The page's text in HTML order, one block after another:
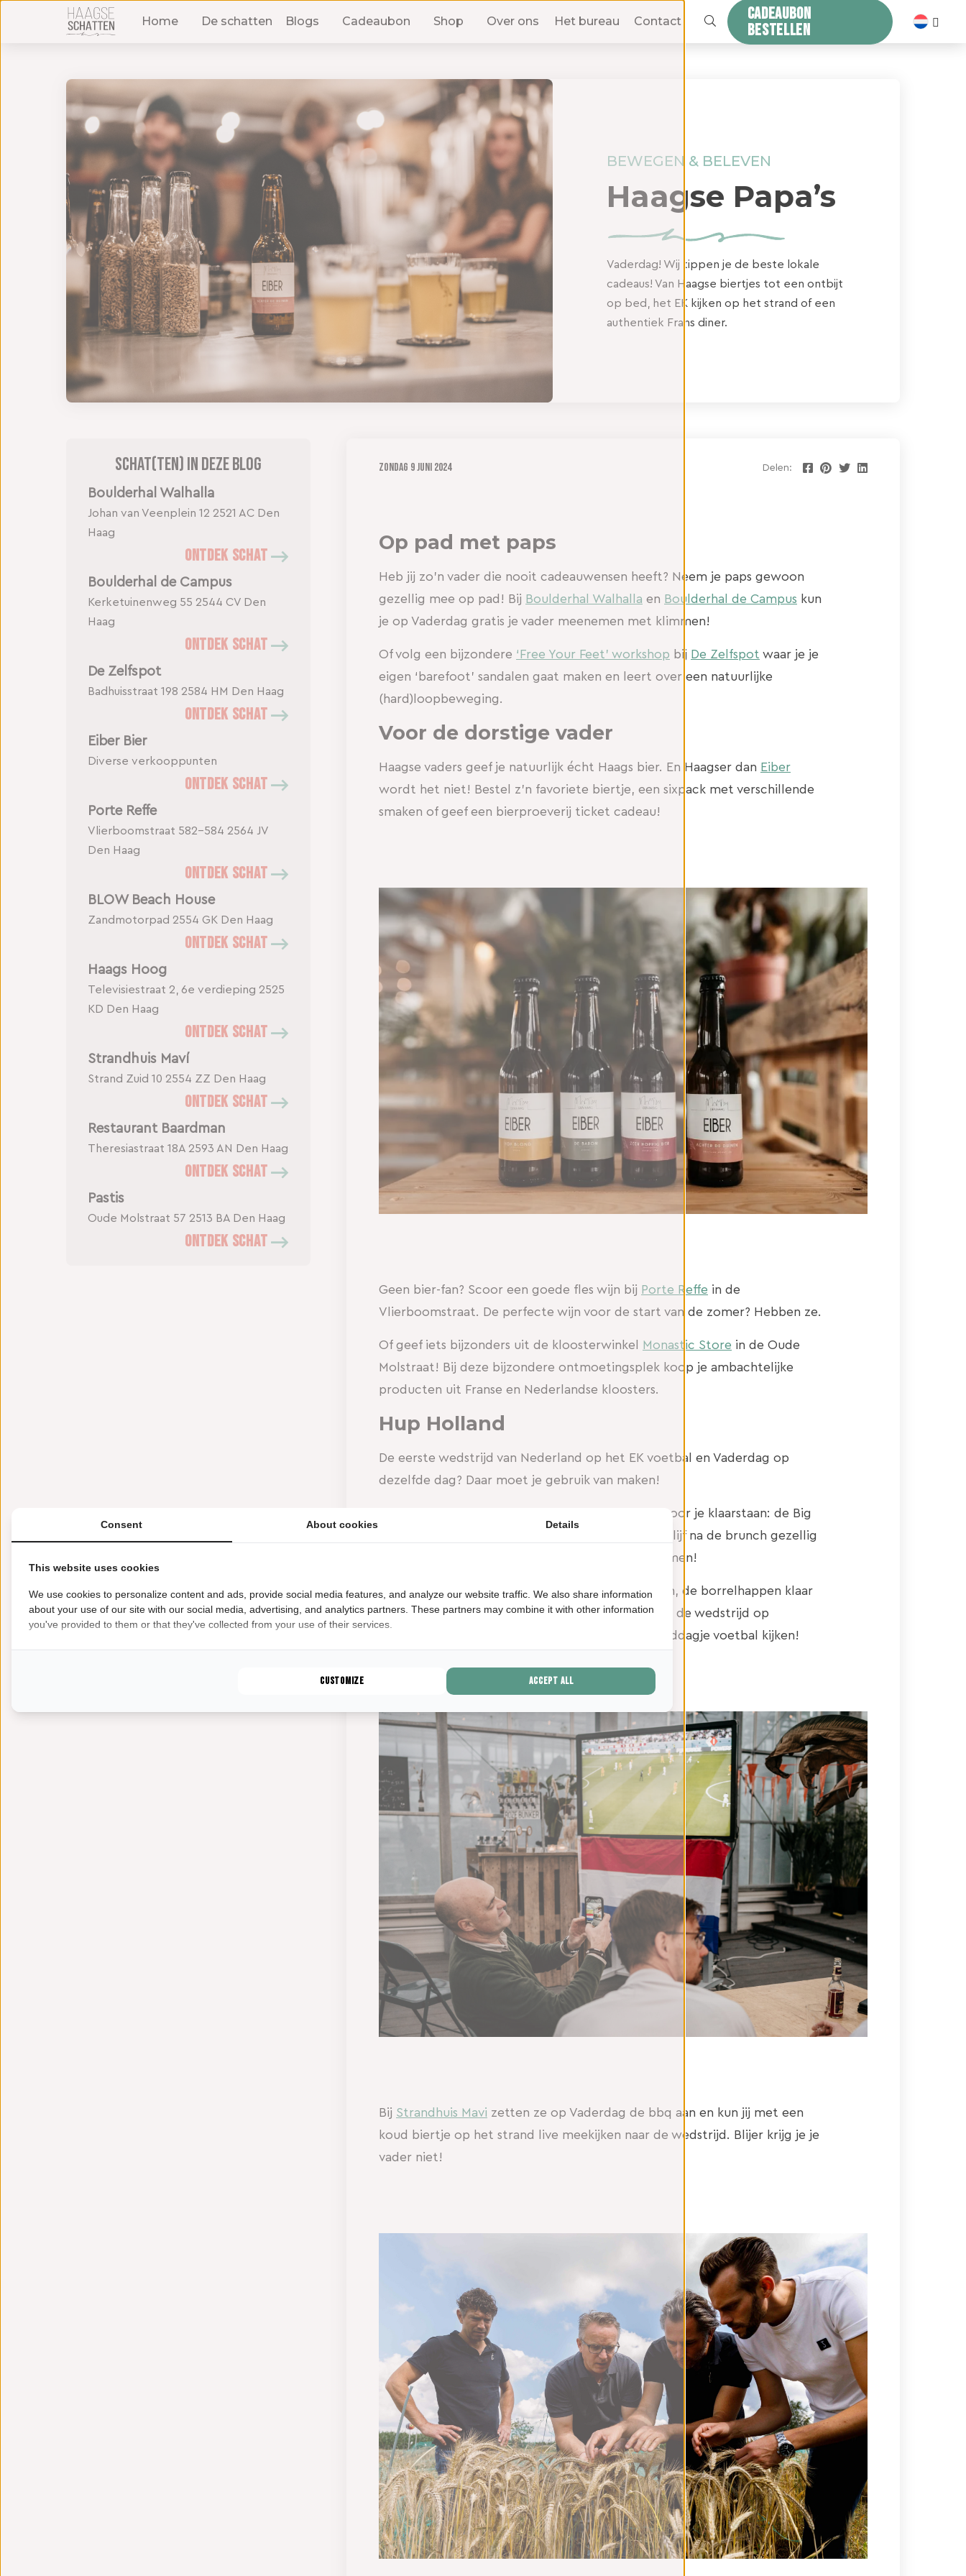
Home De schatten Blogs Cadeaubon Shop Over ons Het bureau Contact
CADEAUBON
BESTELLEN
ZOEKEN
BEWEGEN & BELEVEN
Haagse Papa’s
Vaderdag! Wij tippen je de beste lokale
cadeaus! Van Haagse biertjes tot een ontbijt
op bed, het EK kijken op het strand of een
authentiek Frans diner.
Zondag 9 juni 2024 Delen:
Op pad met paps
Heb jij zo’n vader die nooit cadeauwensen heeft? Neem je paps gewoon
gezellig mee op pad! Bij Boulderhal Walhalla en Boulderhal de Campus kun
je op Vaderdag gratis je vader meenemen met klimmen!
Of volg een bijzondere ‘Free Your Feet’ workshop bij De Zelfspot waar je je
eigen ‘barefoot’ sandalen gaat maken en leert over een natuurlijke
(hard)loopbeweging.
Voor de dorstige vader
Haagse vaders geef je natuurlijk écht Haags bier. En Haagser dan Eiber
wordt het niet! Bestel z’n favoriete biertje, een sixpack met verschillende
smaken of geef een bierproeverij ticket cadeau!
Geen bier-fan? Scoor een goede fles wijn bij Porte Reffe in de
Vlierboomstraat. De perfecte wijn voor de start van de zomer? Hebben ze.
Of geef iets bijzonders uit de kloosterwinkel Monastic Store in de Oude
Molstraat! Bij deze bijzondere ontmoetingsplek koop je ambachtelijke
producten uit Franse en Nederlandse kloosters.
Hup Holland
De eerste wedstrijd van Nederland op het EK voetbal en Vaderdag op
dezelfde dag? Daar moet je gebruik van maken!
hebben ze een knaller van een brunch voor je klaarstaan: de Big
Boy Brunch’, met alles wat vaders lekker vinden. Blijf na de brunch gezellig
hangen voor een borrel en het EK live op 2 schermen!
Haags Hoogheeft de (Eiber) biertjes al koud staan, de borrelhappen klaar
voor de frituur en een heus groot scherm waar ze de wedstrijd op
uitzenden. Kortom, de perfecte plek voor een middagje voetbal kijken!
Bij Strandhuis Mavi zetten ze op Vaderdag de bbq aan en kun jij met een
koud biertje op het strand live meekijken naar de wedstrijd. Blijer krijg je je
vader niet!
Schat(ten) in deze blog
Boulderhal Walhalla
Johan van Veenplein 12 2521 AC Den
Haag
ONTDEK SCHAT
Boulderhal de Campus
Kerketuinenweg 55 2544 CV Den
Haag
ONTDEK SCHAT
De Zelfspot
Badhuisstraat 198 2584 HM Den Haag
ONTDEK SCHAT
Eiber Bier
Diverse verkooppunten
ONTDEK SCHAT
Porte Reffe
Vlierboomstraat 582-584 2564 JV
Den Haag
ONTDEK SCHAT
BLOW Beach House
Zandmotorpad 2554 GK Den Haag
ONTDEK SCHAT
Haags Hoog
Televisiestraat 2, 6e verdieping 2525
KD Den Haag
ONTDEK SCHAT
Strandhuis Maví
Strand Zuid 10 2554 ZZ Den Haag
ONTDEK SCHAT
Restaurant Baardman
Theresiastraat 18A 2593 AN Den Haag
ONTDEK SCHAT
Pastis
Oude Molstraat 57 2513 BA Den Haag
ONTDEK SCHAT
Consent About cookies Details
This website uses cookies
We use cookies to personalize content and ads, provide social media features, and analyze our website traffic. We also share information
about your use of our site with our social media, advertising, and analytics partners. These partners may combine it with other information
you've provided to them or that they've collected from your use of their services.
Customize Accept all